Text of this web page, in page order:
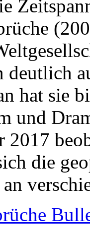
deutlich
hat sie
und
2017
die